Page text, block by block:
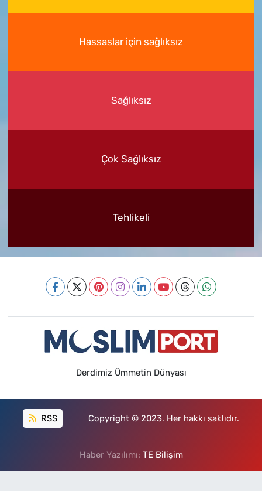
Hassaslar için sağlıksız
Sağlıksız
Çok Sağlıksız
Tehlikeli
Derdimiz Ümmetin Dünyası
RSS Copyright © 2023. Her hakkı saklıdır.
Haber Yazılımı: TE Bilişim